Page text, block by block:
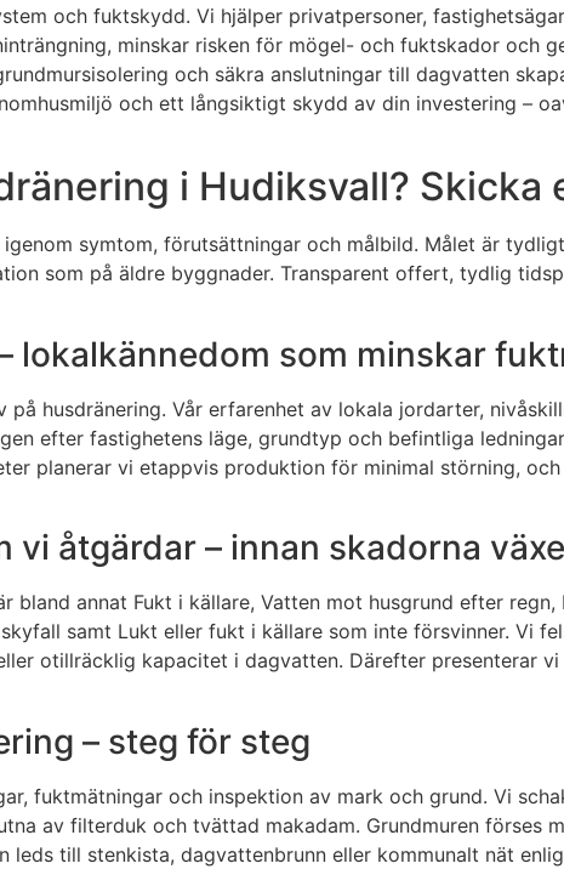
och fuktskydd. Vi hjälper privatpersoner,
minskar risken för mögel- och fuktskador och
och säkra anslutningar till dagvatten
och ett långsiktigt skydd av din investering –
i Hudiksvall? Skicka
symtom, förutsättningar och målbild. Målet är
som på äldre byggnader. Transparent offert, tydlig
lokalkännedom som minskar
husdränering. Vår erfarenhet av lokala jordarter,
efter fastighetens läge, grundtyp och befintliga
planerar vi etappvis produktion för minimal störning,
vi åtgärdar – innan skadorna
bland annat Fukt i källare, Vatten mot husgrund efter
samt Lukt eller fukt i källare som inte försvinner. Vi
otillräcklig kapacitet i dagvatten. Därefter presenterar
– steg för steg
fuktmätningar och inspektion av mark och grund. Vi
av filterduk och tvättad makadam. Grundmuren förses
till stenkista, dagvattenbrunn eller kommunalt nät